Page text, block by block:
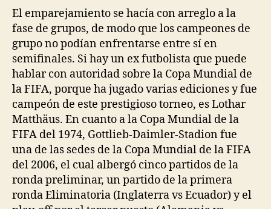
El emparejamiento se hacía con arreglo a la
fase de grupos, de modo que los campeones de
grupo no podían enfrentarse entre sí en
semifinales. Si hay un ex futbolista que puede
hablar con autoridad sobre la Copa Mundial de
la FIFA, porque ha jugado varias ediciones y fue
campeón de este prestigioso torneo, es Lothar
Matthäus. En cuanto a la Copa Mundial de la
FIFA del 1974, Gottlieb-Daimler-Stadion fue
una de las sedes de la Copa Mundial de la FIFA
del 2006, el cual albergó cinco partidos de la
ronda preliminar, un partido de la primera
ronda Eliminatoria (Inglaterra vs Ecuador) y el